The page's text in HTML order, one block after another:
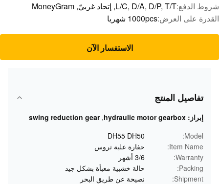
شروط الدفع:L/C, D/A, D/P, T/T, إتحاد غربيّ, MoneyGram
القدرة على العرض:1000pcs شهريا
الاستفسار الآن
تفاصيل المنتج
إبراز: hydraulic motor gearbox
,
swing reduction gear
Model:
DH55 DH50
Item Name:
حفارة علبة تروس
Warranty:
3/6 أشهر
Packing:
حالة خشبية معبأة بشكل جيد
Shipment:
نصيحة عن طريق البحر